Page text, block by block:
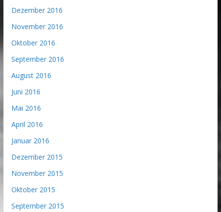
Dezember 2016
November 2016
Oktober 2016
September 2016
August 2016
Juni 2016
Mai 2016
April 2016
Januar 2016
Dezember 2015
November 2015
Oktober 2015
September 2015